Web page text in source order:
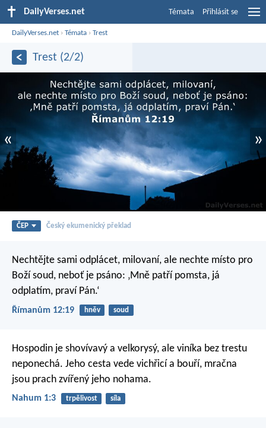
DailyVerses.net Témata Přihlásit se
DailyVerses.net ›Témata ›Trest
Trest (2/2)
« »
ČEP Český ekumenický překlad
Nechtějte sami odplácet, milovaní, ale nechte místo pro
Boží soud, neboť je psáno: ‚Mně patří pomsta, já
odplatím, praví Pán.‘
Římanům 12:19 hněv soud
Hospodin je shovívavý a velkorysý, ale viníka bez trestu
neponechá. Jeho cesta vede vichřicí a bouří, mračna
jsou prach zvířený jeho nohama.
Nahum 1:3 trpělivost síla